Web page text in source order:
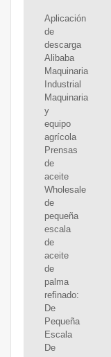
Aplicación
de
descarga
Alibaba
Maquinaria
Industrial
Maquinaria
y
equipo
agrícola
Prensas
de
aceite
Wholesale
de
pequeña
escala
de
aceite
de
palma
refinado:
De
Pequeña
Escala
De